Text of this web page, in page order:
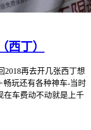
西丁）
再去开几张西丁想
畅玩还有各种神车-当时
在车费动不动就是上千